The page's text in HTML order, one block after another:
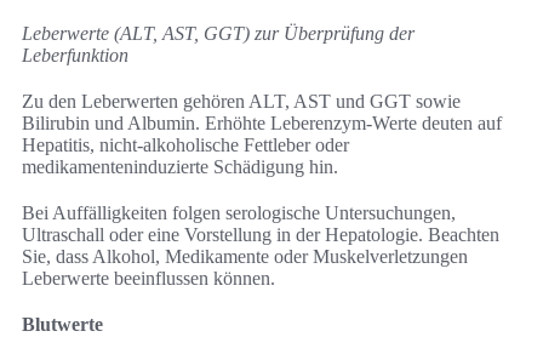
Leberwerte (ALT, AST, GGT) zur Überprüfung der
Leberfunktion
Zu den Leberwerten gehören ALT, AST und GGT sowie
Bilirubin und Albumin. Erhöhte Leberenzym-Werte deuten auf
Hepatitis, nicht-alkoholische Fettleber oder
medikamenteninduzierte Schädigung hin.
Bei Auffälligkeiten folgen serologische Untersuchungen,
Ultraschall oder eine Vorstellung in der Hepatologie. Beachten
Sie, dass Alkohol, Medikamente oder Muskelverletzungen
Leberwerte beeinflussen können.
Blutwerte